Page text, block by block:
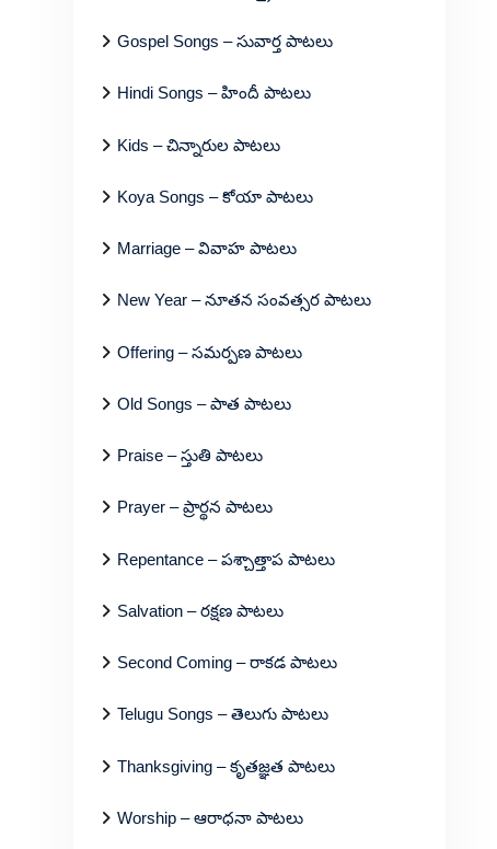
Gospel Songs – సువార్త పాటలు
Hindi Songs – హిందీ పాటలు
Kids – చిన్నారుల పాటలు
Koya Songs – కోయా పాటలు
Marriage – వివాహ పాటలు
New Year – నూతన సంవత్సర పాటలు
Offering – సమర్పణ పాటలు
Old Songs – పాత పాటలు
Praise – స్తుతి పాటలు
Prayer – ప్రార్థన పాటలు
Repentance – పశ్చాత్తాప పాటలు
Salvation – రక్షణ పాటలు
Second Coming – రాకడ పాటలు
Telugu Songs – తెలుగు పాటలు
Thanksgiving – కృతజ్ఞత పాటలు
Worship – ఆరాధనా పాటలు